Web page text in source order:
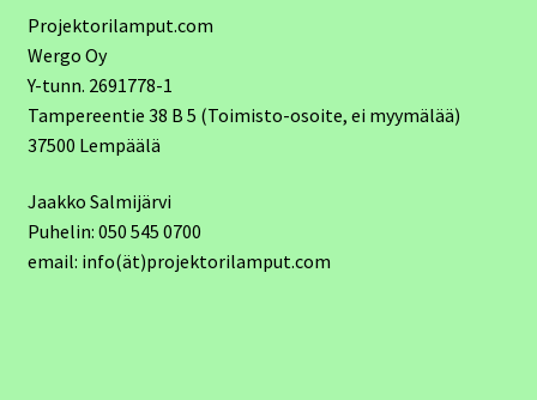
Projektorilamput.com
Wergo Oy
Y-tunn. 2691778-1
Tampereentie 38 B 5 (Toimisto-osoite, ei myymälää)
37500 Lempäälä
Jaakko Salmijärvi
Puhelin: 050 545 0700
email: info(ät)projektorilamput.com